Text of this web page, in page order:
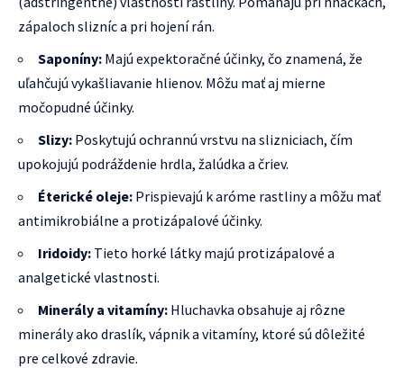
zápaloch slizníc a pri hojení rán.
Saponíny: Majú expektoračné účinky, čo znamená, že
uľahčujú vykašliavanie hlienov. Môžu mať aj mierne
močopudné účinky.
Slizy: Poskytujú ochrannú vrstvu na slizniciach, čím
upokojujú podráždenie hrdla, žalúdka a čriev.
Éterické oleje: Prispievajú k aróme rastliny a môžu mať
antimikrobiálne a protizápalové účinky.
Iridoidy: Tieto horké látky majú protizápalové a
analgetické vlastnosti.
Minerály a vitamíny: Hluchavka obsahuje aj rôzne
minerály ako draslík, vápnik a vitamíny, ktoré sú dôležité
pre celkové zdravie.